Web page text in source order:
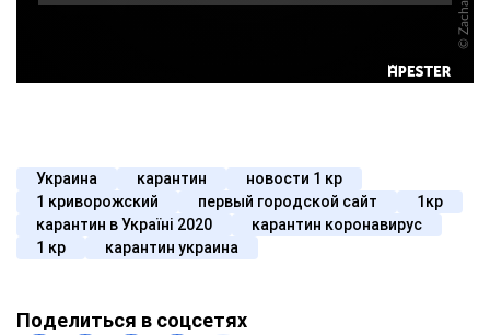
Украина карантин
новости 1 кр
1 криворожский
первый городской сайт
1кр
карантин в Україні 2020
карантин коронавирус
1 кр
карантин украина
Поделиться в соцсетях